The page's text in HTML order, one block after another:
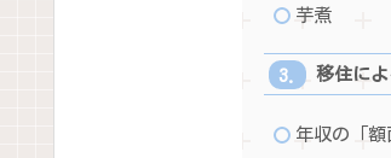
芋煮
移住に
年収の「額